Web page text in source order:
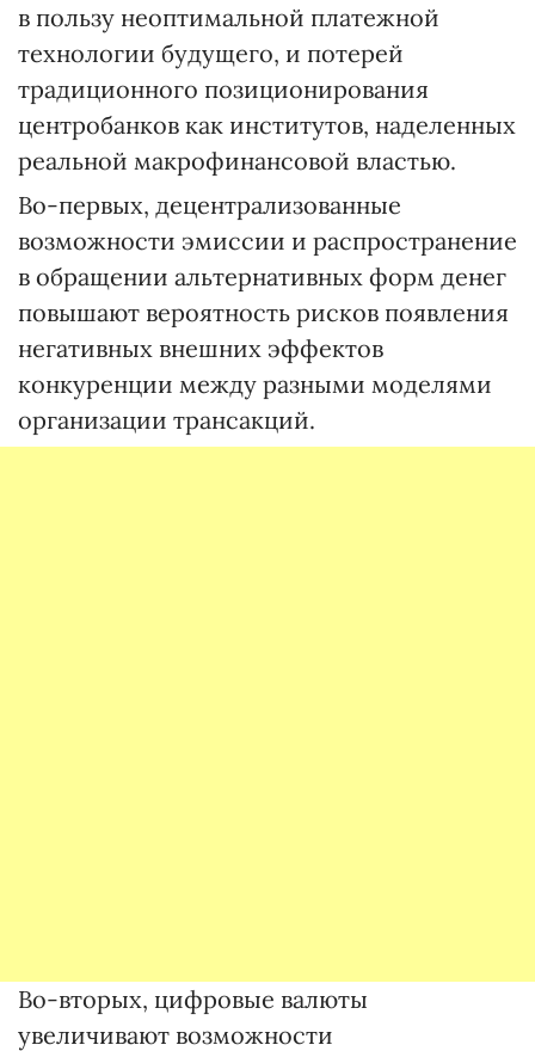
в пользу неоптимальной платежной
технологии будущего, и потерей
традиционного позиционирования
центробанков как институтов, наделенных
реальной макрофинансовой властью.
Во-первых, децентрализованные
возможности эмиссии и распространение
в обращении альтернативных форм денег
повышают вероятность рисков появления
негативных внешних эффектов
конкуренции между разными моделями
организации трансакций.
Во-вторых, цифровые валюты
увеличивают возможности